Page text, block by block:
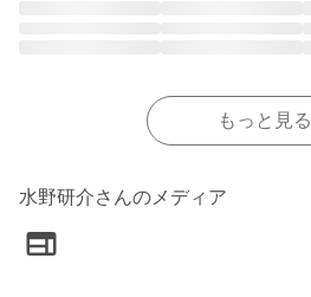
もっと見る
水野研介さんのメディア